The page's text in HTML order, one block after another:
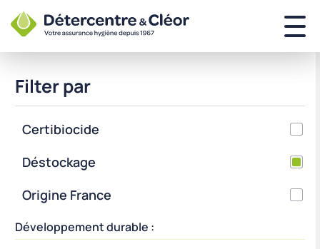
Filter par
Certibiocide
Déstockage
Origine France
Développement durable :